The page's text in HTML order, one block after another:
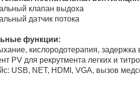
клапан выдоха
датчик потока
функции:
кислородотерапия,
PV для рекрутмента легких и
USB, NET, HDMI, VGA, вызов